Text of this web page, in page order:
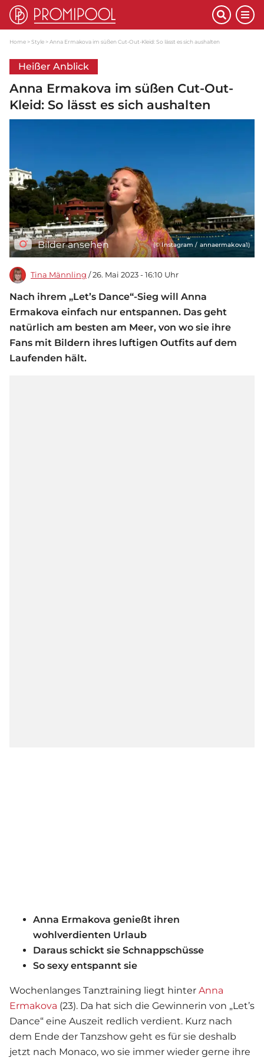
Home Style Anna Ermakova im süßen Cut-Out-Kleid: So lässt es sich aushalten
Heißer Anblick
Anna Ermakova im süßen Cut-Out-
Kleid: So lässt es sich aushalten
Bilder ansehen (© Instagram / annaermakova1)
Tina Männling / 26. Mai 2023 - 16:10 Uhr
Nach ihrem „Let’s Dance“-Sieg will Anna
Ermakova einfach nur entspannen. Das geht
natürlich am besten am Meer, von wo sie ihre
Fans mit Bildern ihres luftigen Outfits auf dem
Laufenden hält.
Anna Ermakova genießt ihren
wohlverdienten Urlaub
Daraus schickt sie Schnappschüsse
So sexy entspannt sie
Wochenlanges Tanztraining liegt hinter Anna
Ermakova (23). Da hat sich die Gewinnerin von „Let’s
Dance“ eine Auszeit redlich verdient. Kurz nach
dem Ende der Tanzshow geht es für sie deshalb
jetzt nach Monaco, wo sie immer wieder gerne ihre